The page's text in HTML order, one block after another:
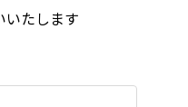
いたします